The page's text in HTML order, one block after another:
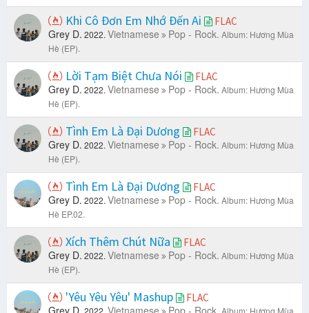
Khi Cô Đơn Em Nhớ Đến Ai FLAC
Grey D. 2022. Vietnamese Pop - Rock. Album: Hương Mùa
Hè (EP).
Lời Tạm Biệt Chưa Nói FLAC
Grey D. 2022. Vietnamese Pop - Rock. Album: Hương Mùa
Hè (EP).
Tình Em Là Đại Dương FLAC
Grey D. 2022. Vietnamese Pop - Rock. Album: Hương Mùa
Hè (EP).
Tình Em Là Đại Dương FLAC
Grey D. 2022. Vietnamese Pop - Rock. Album: Hương Mùa
Hè EP.02.
Xích Thêm Chút Nữa FLAC
Grey D. 2022. Vietnamese Pop - Rock. Album: Hương Mùa
Hè (EP).
'Yêu Yêu Yêu' Mashup FLAC